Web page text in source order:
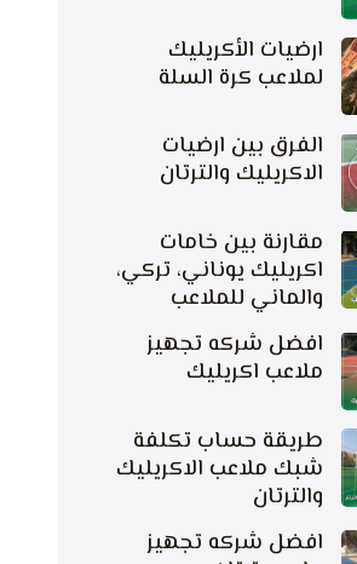
ارضيات الأكريليك
لملاعب كرة السلة
الفرق بين ارضيات
الاكريليك والترتان
مقارنة بين خامات
اكريليك يوناني، تركي،
والماني للملاعب
افضل شركه تجهيز
ملاعب اكريليك
طريقة حساب تكلفة
شبك ملاعب الاكريليك
والترتان
افضل شركه تجهيز